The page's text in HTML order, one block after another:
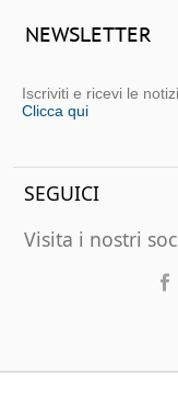
NEWSLETTER
Iscriviti e ricevi le
Clicca qui
SEGUICI
Visita i nostri